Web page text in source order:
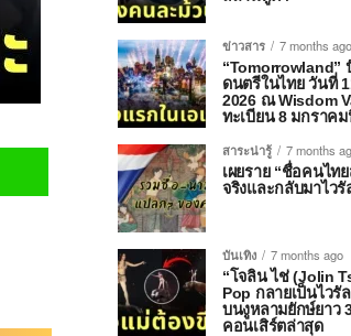
ข่าวสาร
7 months ago
“Tomorrowland”
ดนตรีในไทย วันที่
2026 ณ Wisdom
ทะเบียน 8 มกราค
สาระน่ารู้
7 months
เผยราย “ชื่อคนไท
จริงและกลับมาไว
บันเทิง
7 months ago
“โจลิน ไช่ (Jolin
Pop กลายเป็นไวรั
บนงูหลามยักษ์ยาว
คอนเสิร์ตล่าสุด